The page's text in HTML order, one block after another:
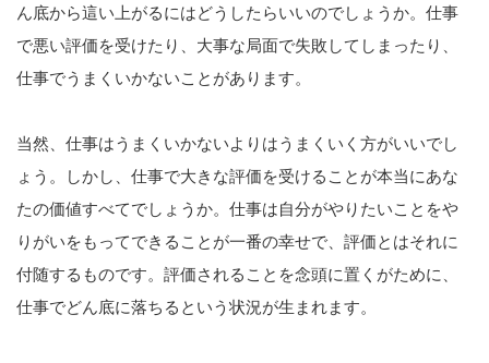
ん底から這い上がるにはどうしたらいいのでしょうか。仕事
で悪い評価を受けたり、大事な局面で失敗してしまったり、
仕事でうまくいかないことがあります。
当然、仕事はうまくいかないよりはうまくいく方がいいでし
ょう。しかし、仕事で大きな評価を受けることが本当にあな
たの価値すべてでしょうか。仕事は自分がやりたいことをや
りがいをもってできることが一番の幸せで、評価とはそれに
付随するものです。評価されることを念頭に置くがために、
仕事でどん底に落ちるという状況が生まれます。